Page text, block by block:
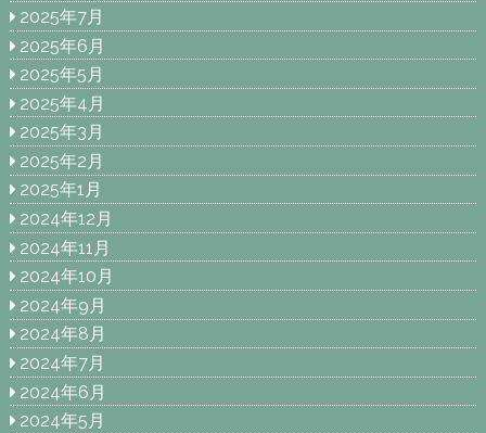
2025年7月
2025年6月
2025年5月
2025年4月
2025年3月
2025年2月
2025年1月
2024年12月
2024年11月
2024年10月
2024年9月
2024年8月
2024年7月
2024年6月
2024年5月